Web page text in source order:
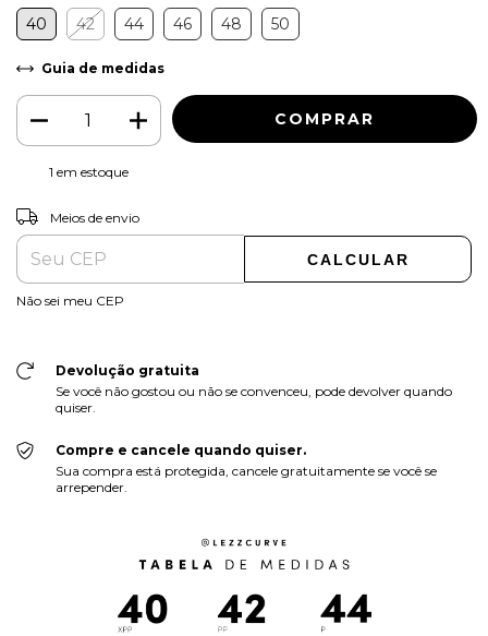
40 42 44 46 48 50
Guia de medidas
1 em estoque
Entregas para o CEP:
Meios de envio
CALCULAR
Não sei meu CEP
Devolução gratuita
Se você não gostou ou não se convenceu, pode devolver quando
quiser.
Compre e cancele quando quiser.
Sua compra está protegida, cancele gratuitamente se você se
arrepender.